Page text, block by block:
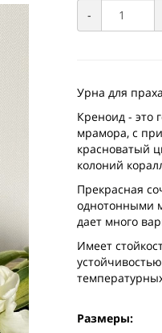
-
Урна для
Креноид - это
мрамора, с
красноватый
колоний
Прекрасная
однотонными
дает много
Имеет
Размеры: